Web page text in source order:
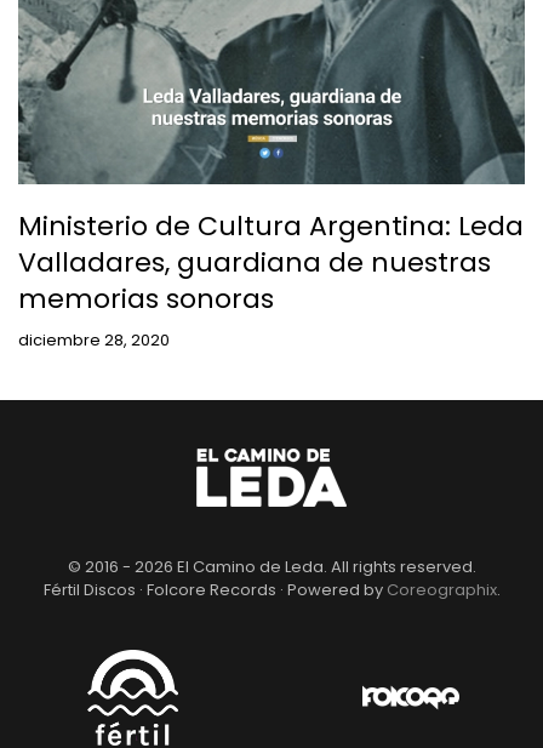
Ministerio de Cultura Argentina: Leda
Valladares, guardiana de nuestras
memorias sonoras
diciembre 28, 2020
© 2016 - 2026 El Camino de Leda. All rights reserved.
Fértil Discos · Folcore Records · Powered by Coreographix.